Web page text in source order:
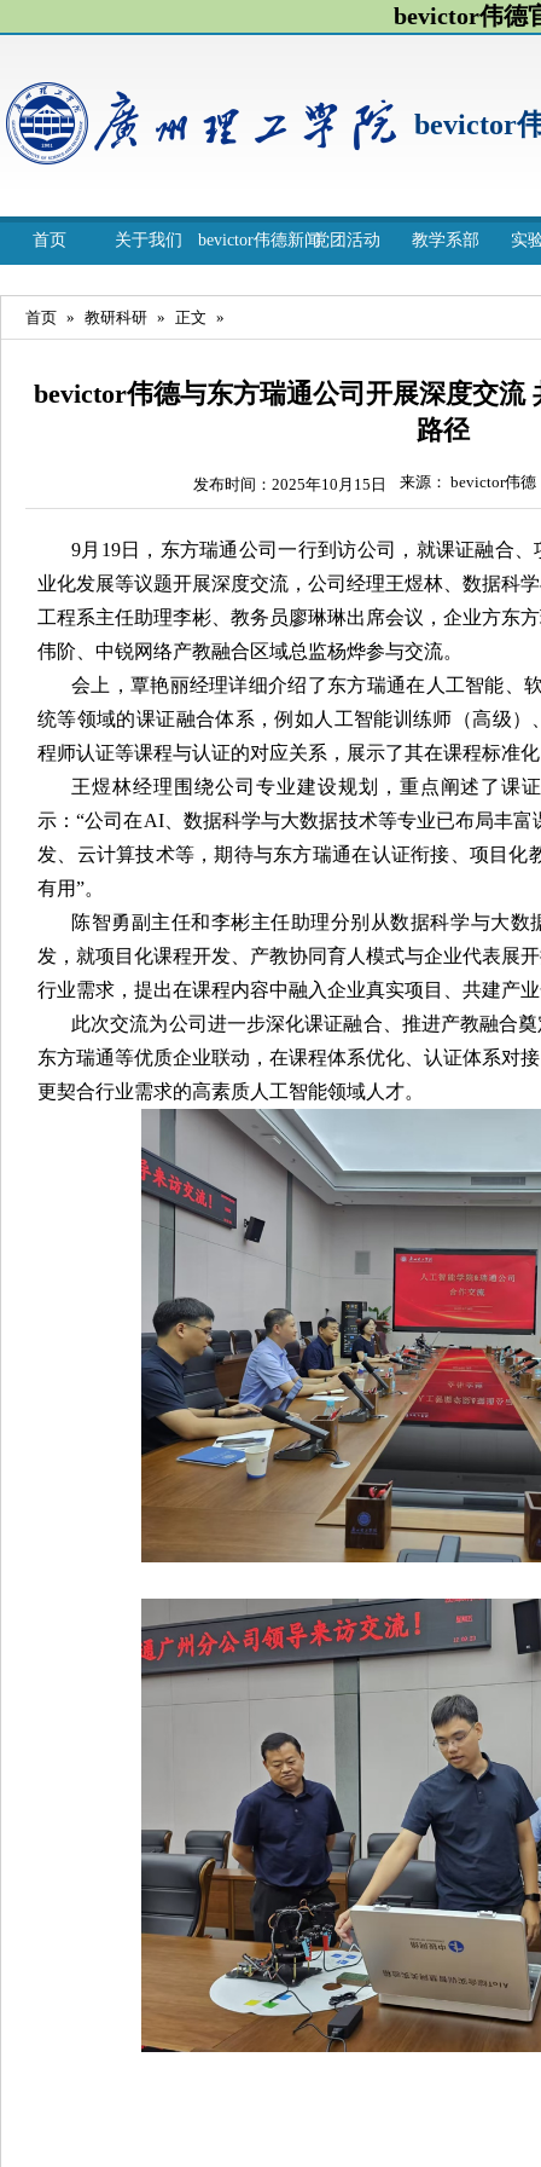
bevictor伟德
bevictor
首页 关于我们 bevictor伟德新闻党团活动 教学系部 实
首页 » 教研科研 » 正文 »
bevictor伟德与东方瑞通公司开展深度交流
路径
发布时间：2025年10月15日 来源： bevictor伟德
9月19日，东方瑞通公司一行到访公司，就课证融合
业化发展等议题开展深度交流，公司经理王煜林、数据科
工程系主任助理李彬、教务员廖琳琳出席会议，企业方东
伟阶、中锐网络产教融合区域总监杨烨参与交流。
会上，覃艳丽经理详细介绍了东方瑞通在人工智能、
统等领域的课证融合体系，例如人工智能训练师（高级
程师认证等课程与认证的对应关系，展示了其在课程标准
王煜林经理围绕公司专业建设规划，重点阐述了课
示：“公司在AI、数据科学与大数据技术等专业已布局丰
发、云计算技术等，期待与东方瑞通在认证衔接、项目化
有用”。
陈智勇副主任和李彬主任助理分别从数据科学与大
发，就项目化课程开发、产教协同育人模式与企业代表展
行业需求，提出在课程内容中融入企业真实项目、共建产
此次交流为公司进一步深化课证融合、推进产教融合
东方瑞通等优质企业联动，在课程体系优化、认证体系对
更契合行业需求的高素质人工智能领域人才。